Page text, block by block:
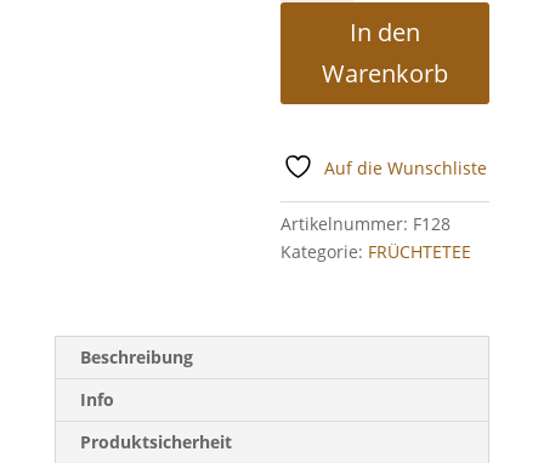
In den
Warenkorb
Auf die Wunschliste
Artikelnummer: F128
Kategorie: FRÜCHTETEE
Beschreibung
Info
Produktsicherheit